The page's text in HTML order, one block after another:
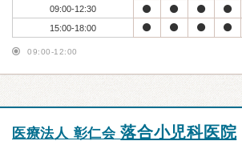
09:00-12:30
15:00-18:00
09:00-12:00
医療法人 彰仁会落合小児科医院